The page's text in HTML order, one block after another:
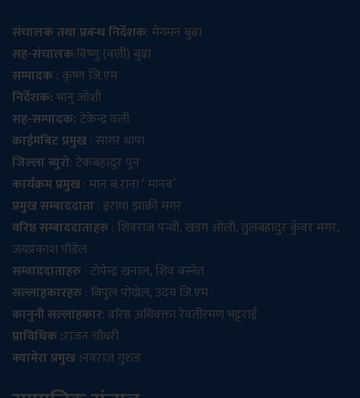
संचालक तथा प्रबन्ध निर्देशक: मेगमन बुढा
सह-संचालक:विष्णु (वली) बुढा
सम्पादक: कृष्ण जि.एम
निर्देशक:भानु जोशी
सह-सम्पादक:टेकेन्द्र वली
क्राईमबिट प्रमुख: सागर थापा
जिल्ला ब्युरो: टेकबहादुर पुन
कार्यक्रम प्रमुख: मान ब.राना ‘ मानव’
प्रमुख सम्बाददाता: इराधा झाक्री मगर
वरिष्ठ सम्बाददाताहरु: शिवराज पन्थी, खडग ओली, तुलबहादुर कुँवर मगर,
जयप्रकाश पौडेल
सम्बाददाताहरु: टोपेन्द्र खनाल, शिव बस्नेत
सल्लाहकारहरु: बिपुल पोख्रेल, उदय जि.एम
कानुनी सल्लाहकार: वरिष्ठ अधिवक्ता रेवतीरमण भट्टराई
प्राविधिक :राजन चौधरी
क्यामेरा प्रमुख :नवराज गुरुङ